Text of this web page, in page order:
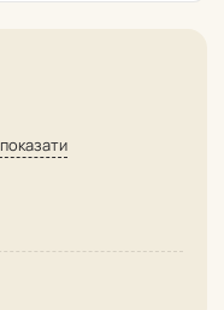
показати